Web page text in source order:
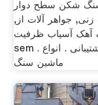
شکن سطح دوار
جواهر آلات از,
آسیاب ظرفیت,
sem . دریافت پشتیبانی . انواع
ماشین سنگ